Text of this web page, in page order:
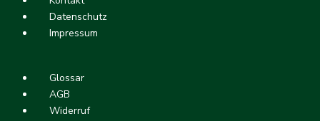
Datenschutz
Impressum
Glossar
AGB
Widerruf